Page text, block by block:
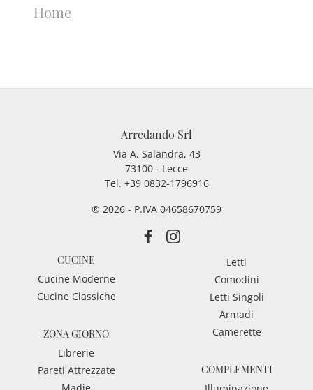
Home
Arredando Srl
Via A. Salandra, 43
73100 - Lecce
Tel. +39 0832-1796916
® 2026 - P.IVA 04658670759
CUCINE
Cucine Moderne
Cucine Classiche
ZONA GIORNO
Librerie
Pareti Attrezzate
Letti
Comodini
Letti Singoli
Armadi
Camerette
COMPLEMENTI